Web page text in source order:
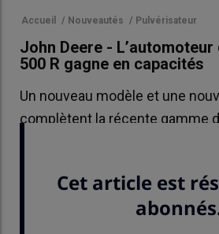
Accueil / Nouveautés / Pulvérisateur
John Deere -
500 R gagne en capacités
Un nouveau modèle et une
complètent la récente gamme